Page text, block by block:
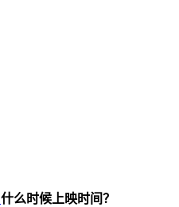
什么时候上映时间？